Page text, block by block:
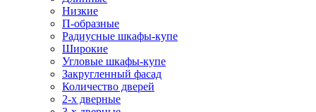
Низкие
П-образные
Радиусные шкафы-купе
Широкие
Угловые шкафы-купе
Закругленный фасад
Количество дверей
2-х дверные